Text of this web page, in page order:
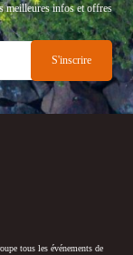
meilleures infos et offres
tous les événements de